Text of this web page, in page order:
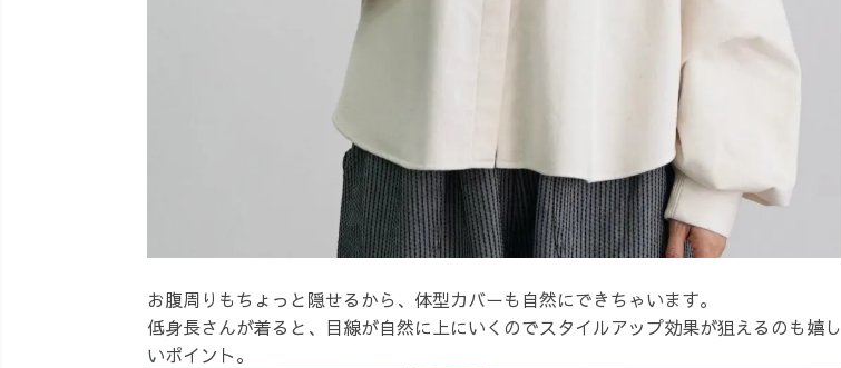
お腹周りもちょっと隠せるから、体型カバーも自然にできちゃいます。
低身長さんが着ると、目線が自然に上にいくのでスタイルアップ効果が狙えるのも嬉し
いポイント。